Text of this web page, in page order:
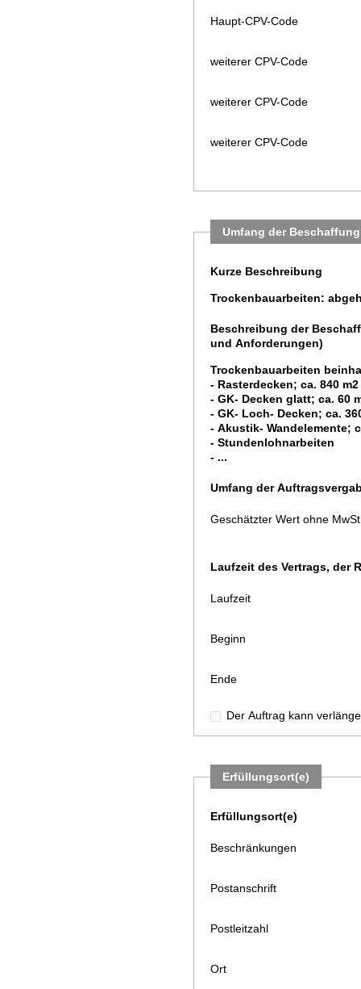
Haupt-CPV-Code
weiterer CPV-Code
weiterer CPV-Code
weiterer CPV-Code
Umfang der Beschaffung
Kurze Beschreibung
Trockenbauarbeiten:
Beschreibung der
und Anforderungen)
Trockenbauarbeiten
- Rasterdecken; ca. 840 m2
- GK- Decken glatt; ca. 60
- GK- Loch- Decken; ca.
- Akustik- Wandelemente;
- Stundenlohnarbeiten
- ...
Umfang der
Geschätzter Wert ohne
Laufzeit des Vertrags, der
Laufzeit
Beginn
Ende
Der Auftrag kann
Erfüllungsort(e)
Erfüllungsort(e)
Beschränkungen
Postanschrift
Postleitzahl
Ort